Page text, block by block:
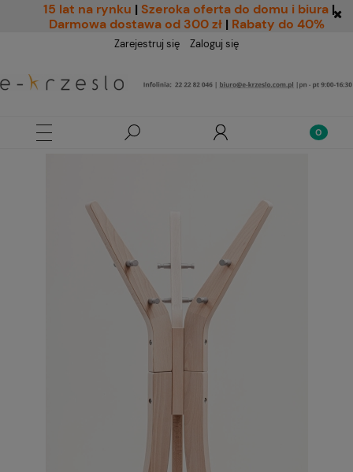
15 lat na rynku | Szeroka oferta do domu i biura |
Darmowa dostawa od 300 zł | Rabaty do 40%
Zarejestruj się Zaloguj się